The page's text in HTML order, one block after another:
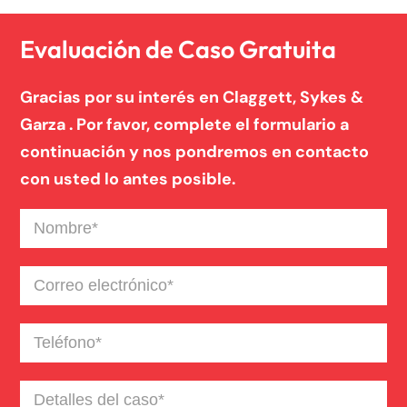
Un blog de derecho de Connecticut
Evaluación de Caso Gratuita
Gracias por su interés en Claggett, Sykes &
Garza . Por favor, complete el formulario a
continuación y nos pondremos en contacto
con usted lo antes posible.
Nombre(Required)
Correo
electrónico(Required)
Teléfono(Required)
Detalles